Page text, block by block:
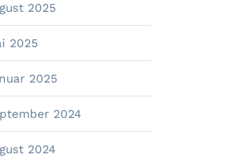
2025
2025
2025
2024
2024